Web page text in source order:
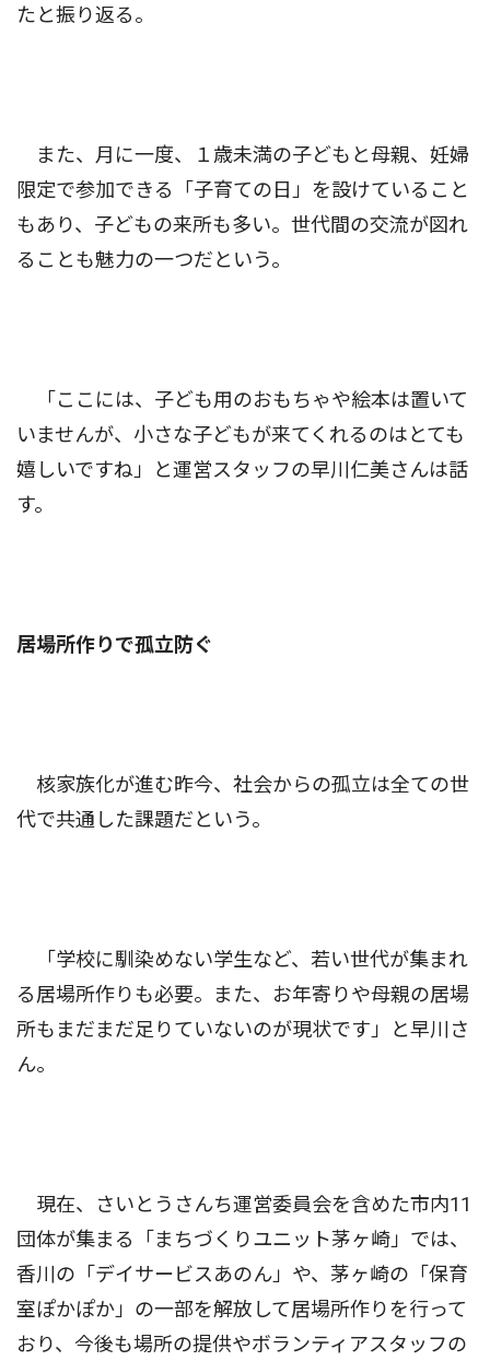
たと振り返る。
また、月に一度、１歳未満の子どもと母親、妊婦
限定で参加できる「子育ての日」を設けていること
もあり、子どもの来所も多い。世代間の交流が図れ
ることも魅力の一つだという。
「ここには、子ども用のおもちゃや絵本は置いて
いませんが、小さな子どもが来てくれるのはとても
嬉しいですね」と運営スタッフの早川仁美さんは話
す。
居場所作りで孤立防ぐ
核家族化が進む昨今、社会からの孤立は全ての世
代で共通した課題だという。
「学校に馴染めない学生など、若い世代が集まれ
る居場所作りも必要。また、お年寄りや母親の居場
所もまだまだ足りていないのが現状です」と早川さ
ん。
現在、さいとうさんち運営委員会を含めた市内11
団体が集まる「まちづくりユニット茅ヶ崎」では、
香川の「デイサービスあのん」や、茅ヶ崎の「保育
室ぽかぽか」の一部を解放して居場所作りを行って
おり、今後も場所の提供やボランティアスタッフの